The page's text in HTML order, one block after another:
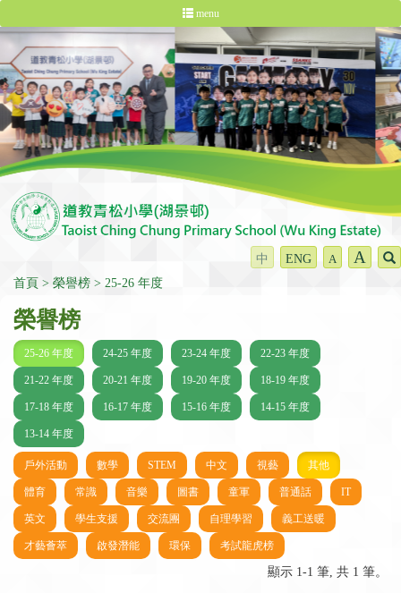
menu
中 ENG A A
首頁 榮譽榜 25-26 年度
榮譽榜
25-26 年度 24-25 年度 23-24 年度 22-23 年度
21-22 年度 20-21 年度 19-20 年度 18-19 年度
17-18 年度 16-17 年度 15-16 年度 14-15 年度
13-14 年度
戶外活動 數學 STEM 中文 視藝 其他
體育 常識 音樂 圖書 童軍 普通話 IT
英文 學生支援 交流團 自理學習 義工送暖
才藝薈萃 啟發潛能 環保 考試龍虎榜
顯示 1-1 筆, 共 1 筆。